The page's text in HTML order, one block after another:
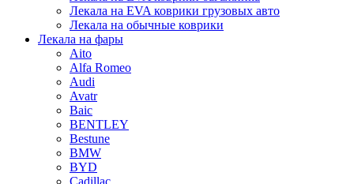
Лекала на EVA коврики грузовых авто
Лекала на обычные коврики
Лекала на фары
Aito
Alfa Romeo
Audi
Avatr
Baic
BENTLEY
Bestune
BMW
BYD
Cadillac